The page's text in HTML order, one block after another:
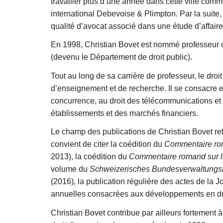
international Debevoise & Plimpton. Par la
qualité d’avocat associé dans une étude
En 1998, Christian Bovet est nommé
(devenu le Département de droit public).
Tout au long de sa carrière de professeur, le
d’enseignement et de recherche. Il se
concurrence, au droit des télécommunications
établissements et des marchés financiers.
Le champ des publications de Christian Bovet
convient de citer la coédition du Commentaire
2013), la coédition du Commentaire romand sur
volume du Schweizerisches
(2016), la publication régulière des actes de la
annuelles consacrées aux développements en
Christian Bovet contribue par ailleurs fortement